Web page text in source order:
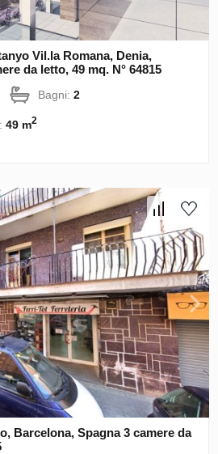
Vil.la Romana, Denia,
da letto, 49 mq. N° 64815
Bagni:2
49 m2
Barcelona, Spagna 3 camere da